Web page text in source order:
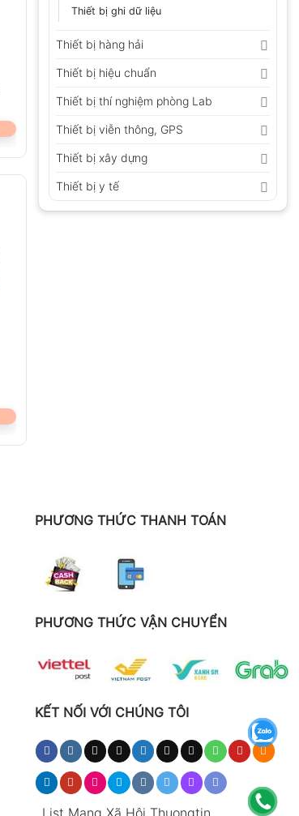
Thiết bị ghi dữ liệu
Thiết bị hàng hải
Thiết bị hiệu chuẩn
Thiết bị thí nghiệm phòng Lab
Thiết bị viễn thông, GPS
Thiết bị xây dựng
Thiết bị y tế
PHƯƠNG THỨC THANH TOÁN
PHƯƠNG THỨC VẬN CHUYỂN
KẾT NỐI VỚI CHÚNG TÔI
List Mạng Xã Hội Thuongtin